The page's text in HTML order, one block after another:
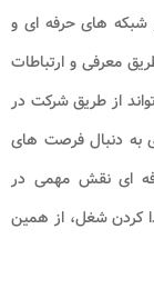
شبکه های حرفه ای و
معرفی و ارتباطات
از طریق شرکت در
به دنبال فرصت های
ای نقش مهمی در
کردن شغل، از همین